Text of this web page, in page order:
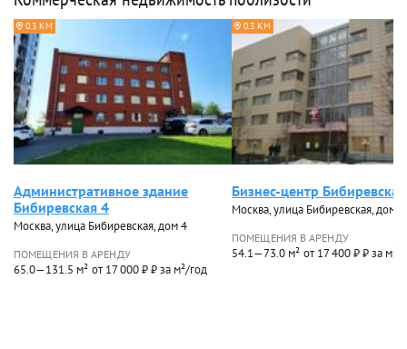
0.3 КМ
Административное здание
Бибиревская 4
Москва, улица Бибиревская, дом 4
ПОМЕЩЕНИЯ В АРЕНДУ
65.0—131.5 м² от 17 000 ₽ ₽ за м²/год
0.3 КМ
Бизнес-центр
Москва, улица Бибиревская, дом
ПОМЕЩЕНИЯ В АРЕНДУ
54.1—73.0 м² от 17 400 ₽ ₽ за м²/